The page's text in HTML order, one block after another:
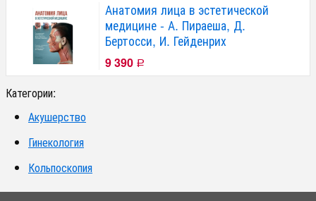
Анатомия лица в эстетической
медицине - А. Пираеша, Д.
Бертосси, И. Гейденрих
9 390 Р
Категории:
Акушерство
Гинекология
Кольпоскопия